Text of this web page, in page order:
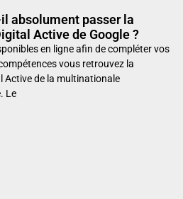
absolument passer la
Active de Google ?
en ligne afin de compléter vos
vous retrouvez la
Active de la multinationale
Le